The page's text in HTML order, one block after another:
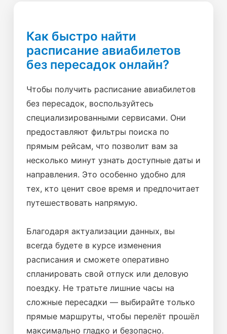
Как быстро найти
расписание авиабилетов
без пересадок онлайн?
Чтобы получить расписание авиабилетов
без пересадок, воспользуйтесь
специализированными сервисами. Они
предоставляют фильтры поиска по
прямым рейсам, что позволит вам за
несколько минут узнать доступные даты и
направления. Это особенно удобно для
тех, кто ценит свое время и предпочитает
путешествовать напрямую.
Благодаря актуализации данных, вы
всегда будете в курсе изменения
расписания и сможете оперативно
спланировать свой отпуск или деловую
поездку. Не тратьте лишние часы на
сложные пересадки — выбирайте только
прямые маршруты, чтобы перелёт прошёл
максимально гладко и безопасно.